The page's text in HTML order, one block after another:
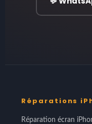
Réparations
Réparation écran